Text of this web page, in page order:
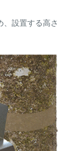
、設置する高さ